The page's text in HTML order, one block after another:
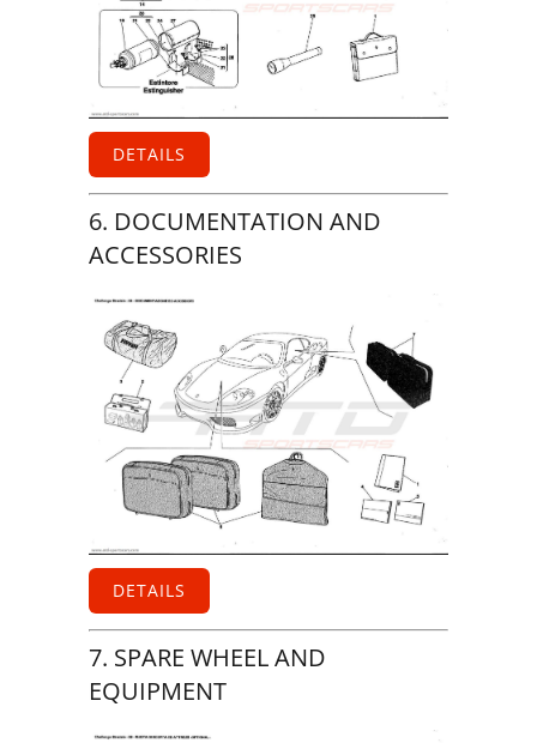
DETAILS
6. DOCUMENTATION AND
ACCESSORIES
DETAILS
7. SPARE WHEEL AND
EQUIPMENT